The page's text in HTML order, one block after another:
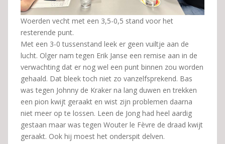
Woerden vecht met een 3,5-0,5 stand voor het
resterende punt.
Met een 3-0 tussenstand leek er geen vuiltje aan de
lucht. Olger nam tegen Erik Janse een remise aan in de
verwachting dat er nog wel een punt binnen zou worden
gehaald. Dat bleek toch niet zo vanzelfsprekend. Bas
was tegen Johnny de Kraker na lang duwen en trekken
een pion kwijt geraakt en wist zijn problemen daarna
niet meer op te lossen. Leen de Jong had heel aardig
gestaan maar was tegen Wouter le Fèvre de draad kwijt
geraakt. Ook hij moest het onderspit delven.